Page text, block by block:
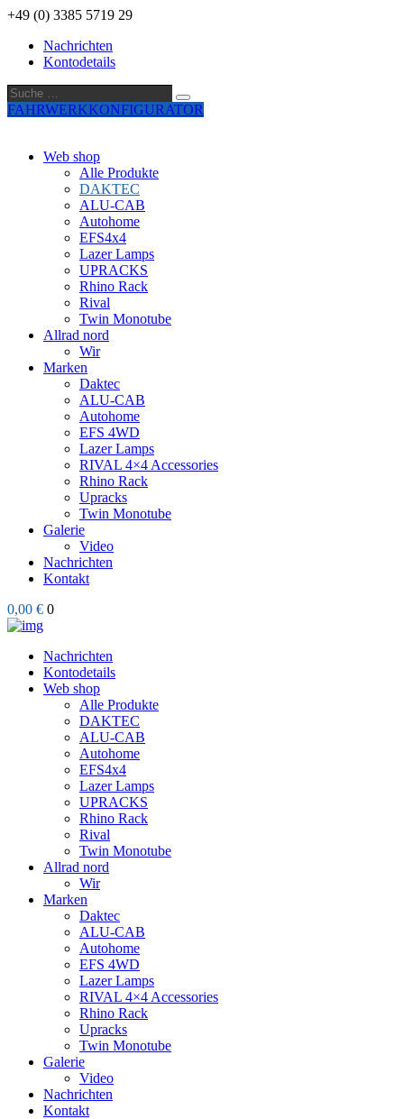
+49 (0) 3385 5719 29
Nachrichten
Kontodetails
Suche
…
Suche
FAHRWERKKONFIGURATOR
Web shop
Alle Produkte
DAKTEC
ALU-CAB
Autohome
EFS4x4
Lazer Lamps
UPRACKS
Rhino Rack
Rival
Twin Monotube
Allrad nord
Wir
Marken
Daktec
ALU-CAB
Autohome
EFS 4WD
Lazer Lamps
RIVAL 4×4 Accessories
Rhino Rack
Upracks
Twin Monotube
Galerie
Video
Nachrichten
Kontakt
0,00 € 0
Nachrichten
Kontodetails
Web shop
Alle Produkte
DAKTEC
ALU-CAB
Autohome
EFS4x4
Lazer Lamps
UPRACKS
Rhino Rack
Rival
Twin Monotube
Allrad nord
Wir
Marken
Daktec
ALU-CAB
Autohome
EFS 4WD
Lazer Lamps
RIVAL 4×4 Accessories
Rhino Rack
Upracks
Twin Monotube
Galerie
Video
Nachrichten
Kontakt